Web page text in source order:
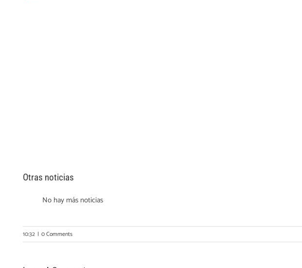
Otras noticias
No hay más noticias
10:32 | 0 Comments